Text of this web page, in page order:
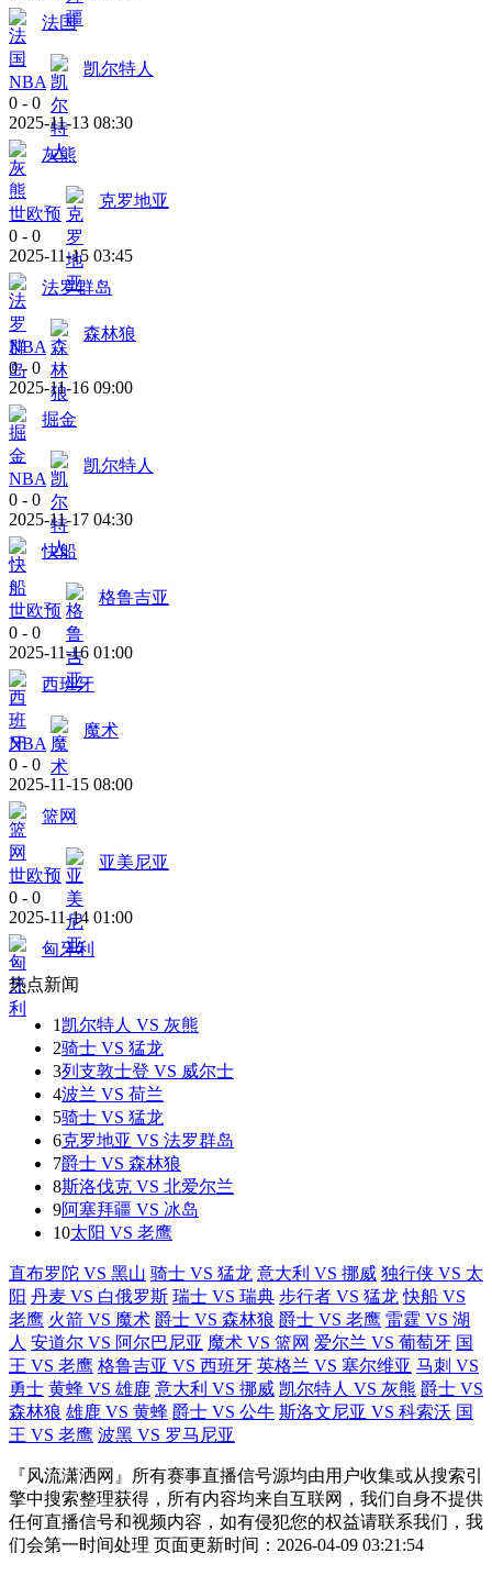
法国
NBA
凯尔特人
0 - 0
2025-11-13 08:30
灰熊
世欧预
克罗地亚
0 - 0
2025-11-15 03:45
法罗群岛
NBA
森林狼
0 - 0
2025-11-16 09:00
掘金
NBA
凯尔特人
0 - 0
2025-11-17 04:30
快船
世欧预
格鲁吉亚
0 - 0
2025-11-16 01:00
西班牙
NBA
魔术
0 - 0
2025-11-15 08:00
篮网
世欧预
亚美尼亚
0 - 0
2025-11-14 01:00
匈牙利
热点新闻
1凯尔特人 VS 灰熊
2骑士 VS 猛龙
3列支敦士登 VS 威尔士
4波兰 VS 荷兰
5骑士 VS 猛龙
6克罗地亚 VS 法罗群岛
7爵士 VS 森林狼
8斯洛伐克 VS 北爱尔兰
9阿塞拜疆 VS 冰岛
10太阳 VS 老鹰
直布罗陀 VS 黑山 骑士 VS 猛龙 意大利 VS 挪威 独行侠 VS 太
阳 丹麦 VS 白俄罗斯 瑞士 VS 瑞典 步行者 VS 猛龙 快船 VS
老鹰 火箭 VS 魔术 爵士 VS 森林狼 爵士 VS 老鹰 雷霆 VS 湖
人 安道尔 VS 阿尔巴尼亚 魔术 VS 篮网 爱尔兰 VS 葡萄牙 国
王 VS 老鹰 格鲁吉亚 VS 西班牙 英格兰 VS 塞尔维亚 马刺 VS
勇士 黄蜂 VS 雄鹿 意大利 VS 挪威 凯尔特人 VS 灰熊 爵士 VS
森林狼 雄鹿 VS 黄蜂 爵士 VS 公牛 斯洛文尼亚 VS 科索沃 国
王 VS 老鹰 波黑 VS 罗马尼亚
『风流潇洒网』所有赛事直播信号源均由用户收集或从搜索引
擎中搜索整理获得，所有内容均来自互联网，我们自身不提供
任何直播信号和视频内容，如有侵犯您的权益请联系我们，我
们会第一时间处理 页面更新时间：2026-04-09 03:21:54